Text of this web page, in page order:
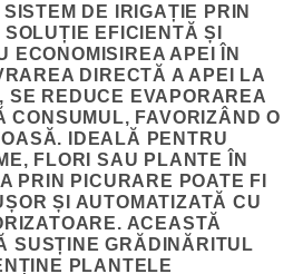
DE IRIGAȚIE PRIN
EFICIENTĂ ȘI
ECONOMISIREA APEI ÎN
DIRECTĂ A APEI LA
SE REDUCE EVAPORAREA
CONSUMUL, FAVORIZÂND O
IDEALĂ PENTRU
FLORI SAU PLANTE ÎN
PRIN PICURARE POATE FI
ȘI AUTOMATIZATĂ CU
ACEASTĂ
SUSȚINE GRĂDINĂRITUL
PLANTELE